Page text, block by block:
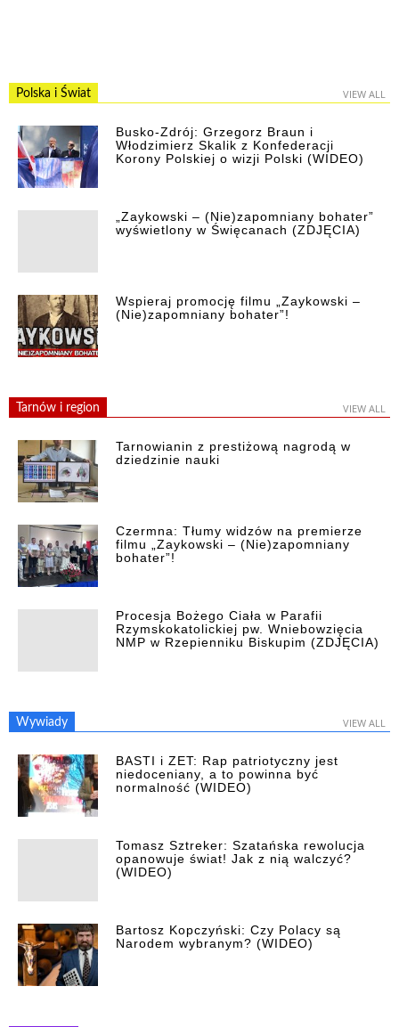
Polska i Świat VIEW ALL
Busko-Zdrój: Grzegorz Braun i
Włodzimierz Skalik z Konfederacji
Korony Polskiej o wizji Polski (WIDEO)
„Zaykowski – (Nie)zapomniany bohater”
wyświetlony w Święcanach (ZDJĘCIA)
Wspieraj promocję filmu „Zaykowski –
(Nie)zapomniany bohater”!
Tarnów i region VIEW ALL
Tarnowianin z prestiżową nagrodą w
dziedzinie nauki
Czermna: Tłumy widzów na premierze
filmu „Zaykowski – (Nie)zapomniany
bohater”!
Procesja Bożego Ciała w Parafii
Rzymskokatolickiej pw. Wniebowzięcia
NMP w Rzepienniku Biskupim (ZDJĘCIA)
Wywiady VIEW ALL
BASTI i ZET: Rap patriotyczny jest
niedoceniany, a to powinna być
normalność (WIDEO)
Tomasz Sztreker: Szatańska rewolucja
opanowuje świat! Jak z nią walczyć?
(WIDEO)
Bartosz Kopczyński: Czy Polacy są
Narodem wybranym? (WIDEO)